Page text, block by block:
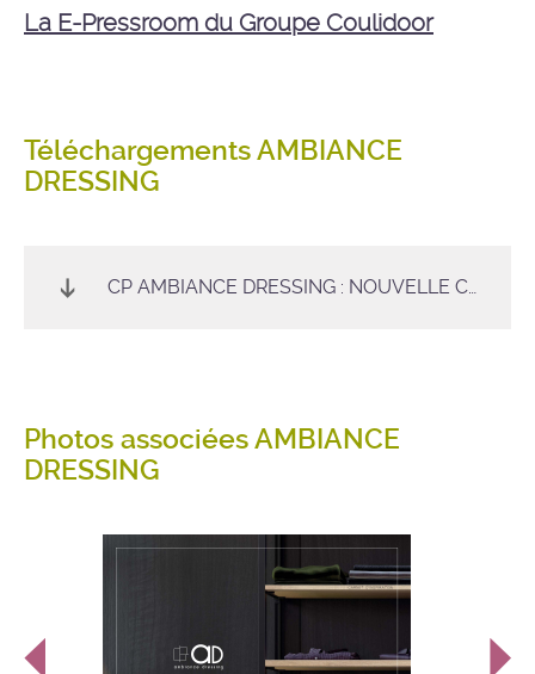
La E-Pressroom du Groupe Coulidoor
Téléchargements AMBIANCE
DRESSING
CP AMBIANCE DRESSING : NOUVELLE COLLECTION 2020-22
Photos associées AMBIANCE
DRESSING